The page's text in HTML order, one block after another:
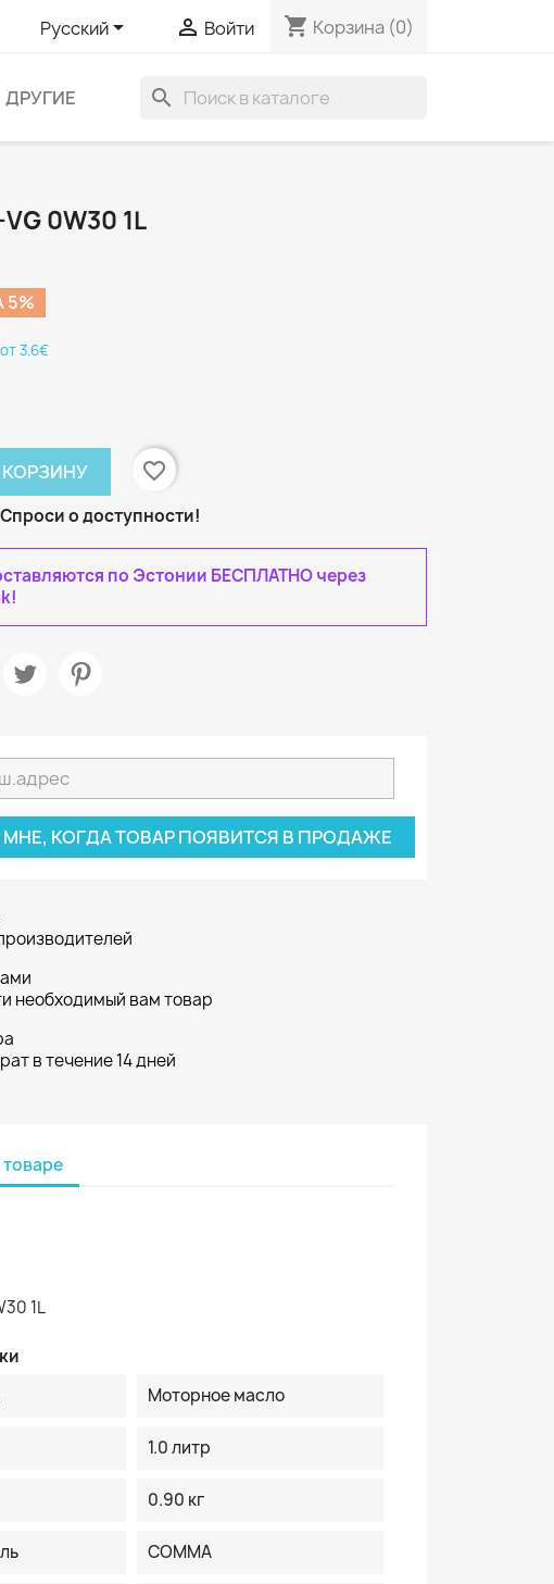
Русский  Войти shopping_cart Корзина (0)
ДРУГИЕ search
0W30 1L
5%
3.6€
КОРЗИНУ
favorite_border
о доступности!
по Эстонии БЕСПЛАТНО через
КОГДА ТОВАР ПОЯВИТСЯ В ПРОДАЖЕ
необходимый вам товар
в течение 14 дней
1L
Моторное масло
1.0 литр
0.90 кг
COMMA